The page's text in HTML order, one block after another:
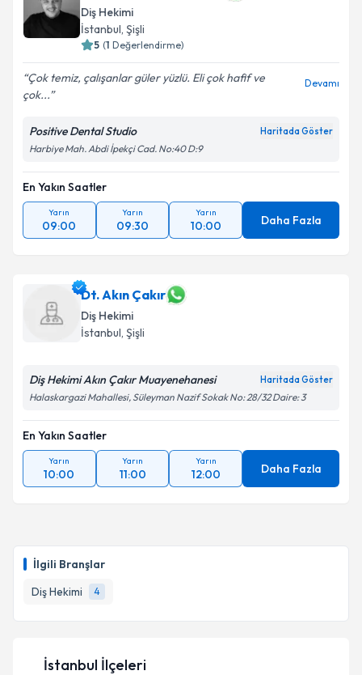
İlgili Branşlar
Diş Hekimi
4
Diş Hekimi
İstanbul, Şişli
5 (1 Değerlendirme)
Çok temiz, çalışanlar güler yüzlü. Eli çok hafif ve
çok...
Devamı
Positive Dental Studio Haritada Göster
Harbiye Mah. Abdi İpekçi Cad. No:40 D:9
En Yakın Saatler
Yarın
09:00
Yarın
09:30
Yarın
10:00 Daha Fazla
Dt. Akın Çakır
Diş Hekimi
İstanbul, Şişli
Diş Hekimi Akın Çakır Muayenehanesi Haritada Göster
Halaskargazi Mahallesi, Süleyman Nazif Sokak No: 28/32 Daire: 3
En Yakın Saatler
Yarın
10:00
Yarın
11:00
Yarın
12:00 Daha Fazla
İstanbul İlçeleri